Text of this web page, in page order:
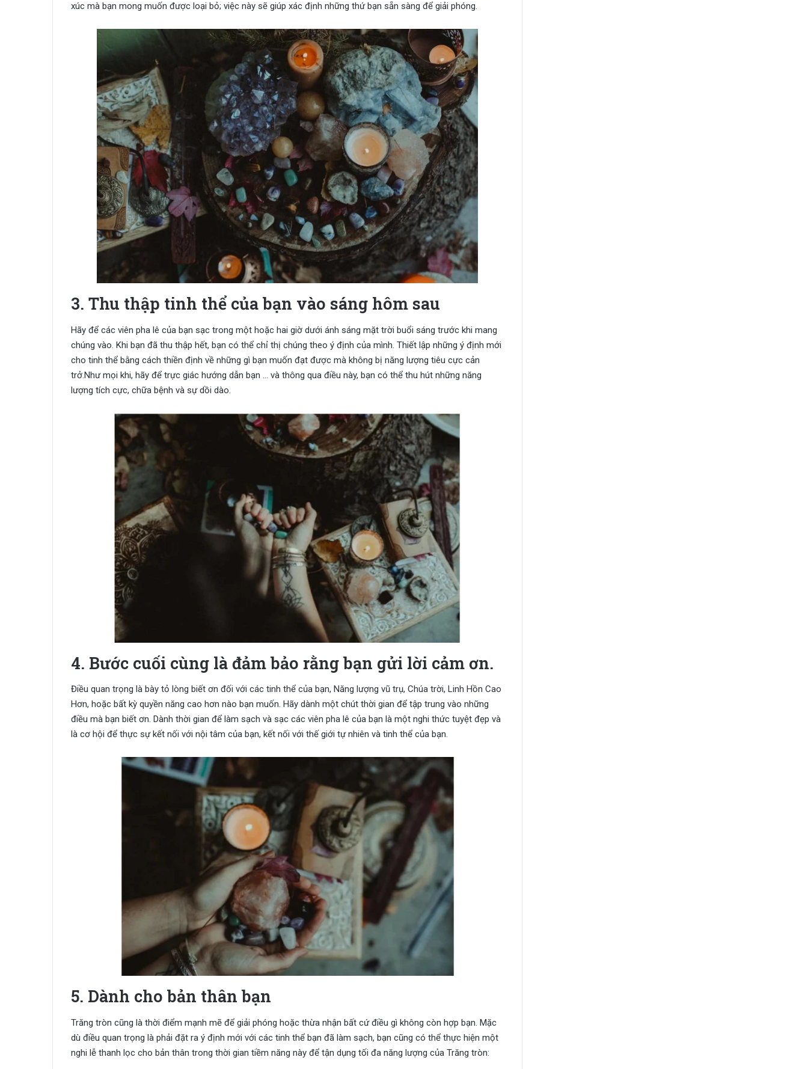
xúc mà bạn mong muốn được loại bỏ; việc này sẽ giúp xác định những thứ bạn sẵn sàng để giải phóng.
3. Thu thập tinh thể của bạn vào sáng hôm sau
Hãy để các viên pha lê của bạn sạc trong một hoặc hai giờ dưới ánh sáng mặt trời buổi sáng trước khi mang
chúng vào. Khi bạn đã thu thập hết, bạn có thể chỉ thị chúng theo ý định của mình. Thiết lập những ý định mới
cho tinh thể bằng cách thiền định về những gì bạn muốn đạt được mà không bị năng lượng tiêu cực cản
trở.Như mọi khi, hãy để trực giác hướng dẫn bạn … và thông qua điều này, bạn có thể thu hút những năng
lượng tích cực, chữa bệnh và sự dồi dào.
4. Bước cuối cùng là đảm bảo rằng bạn gửi lời cảm ơn.
Điều quan trọng là bày tỏ lòng biết ơn đối với các tinh thể của bạn, Năng lượng vũ trụ, Chúa trời, Linh Hồn Cao
Hơn, hoặc bất kỳ quyền năng cao hơn nào bạn muốn. Hãy dành một chút thời gian để tập trung vào những
điều mà bạn biết ơn. Dành thời gian để làm sạch và sạc các viên pha lê của bạn là một nghi thức tuyệt đẹp và
là cơ hội để thực sự kết nối với nội tâm của bạn, kết nối với thế giới tự nhiên và tinh thể của bạn.
5. Dành cho bản thân bạn
Trăng tròn cũng là thời điểm mạnh mẽ để giải phóng hoặc thừa nhận bất cứ điều gì không còn hợp bạn. Mặc
dù điều quan trọng là phải đặt ra ý định mới với các tinh thể bạn đã làm sạch, bạn cũng có thể thực hiện một
nghi lễ thanh lọc cho bản thân trong thời gian tiềm năng này để tận dụng tối đa năng lượng của Trăng tròn: